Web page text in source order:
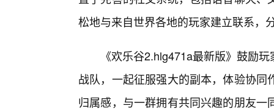
松地与来自世界各地的玩家建立联系，
《欢乐谷2.hlg471a最新版》鼓励
战队，一起征服强大的副本，体验协
归属感，与一群拥有共同兴趣的朋友